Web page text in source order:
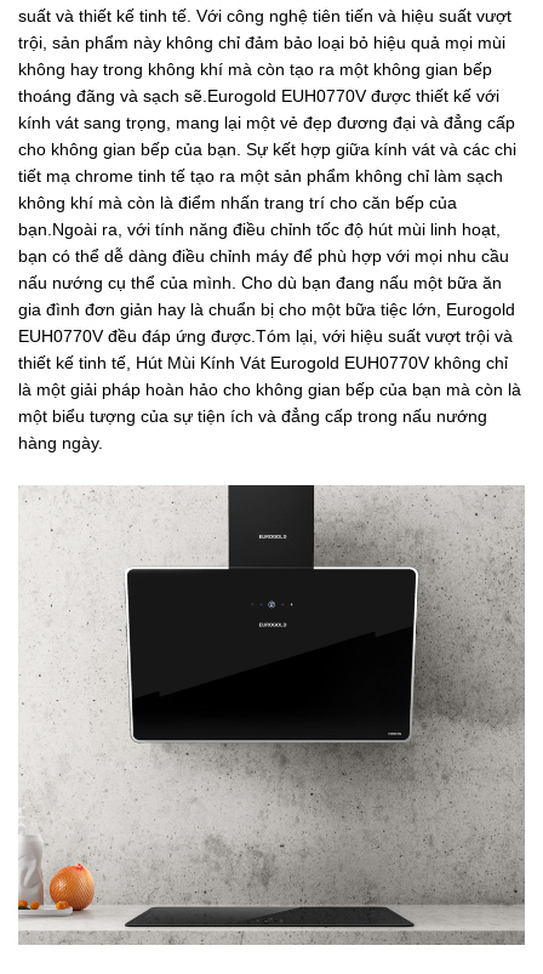
suất và thiết kế tinh tế. Với công nghệ tiên tiến và hiệu suất vượt
trội, sản phẩm này không chỉ đảm bảo loại bỏ hiệu quả mọi mùi
không hay trong không khí mà còn tạo ra một không gian bếp
thoáng đãng và sạch sẽ.Eurogold EUH0770V được thiết kế với
kính vát sang trọng, mang lại một vẻ đẹp đương đại và đẳng cấp
cho không gian bếp của bạn. Sự kết hợp giữa kính vát và các chi
tiết mạ chrome tinh tế tạo ra một sản phẩm không chỉ làm sạch
không khí mà còn là điểm nhấn trang trí cho căn bếp của
bạn.Ngoài ra, với tính năng điều chỉnh tốc độ hút mùi linh hoạt,
bạn có thể dễ dàng điều chỉnh máy để phù hợp với mọi nhu cầu
nấu nướng cụ thể của mình. Cho dù bạn đang nấu một bữa ăn
gia đình đơn giản hay là chuẩn bị cho một bữa tiệc lớn, Eurogold
EUH0770V đều đáp ứng được.Tóm lại, với hiệu suất vượt trội và
thiết kế tinh tế, Hút Mùi Kính Vát Eurogold EUH0770V không chỉ
là một giải pháp hoàn hảo cho không gian bếp của bạn mà còn là
một biểu tượng của sự tiện ích và đẳng cấp trong nấu nướng
hàng ngày.